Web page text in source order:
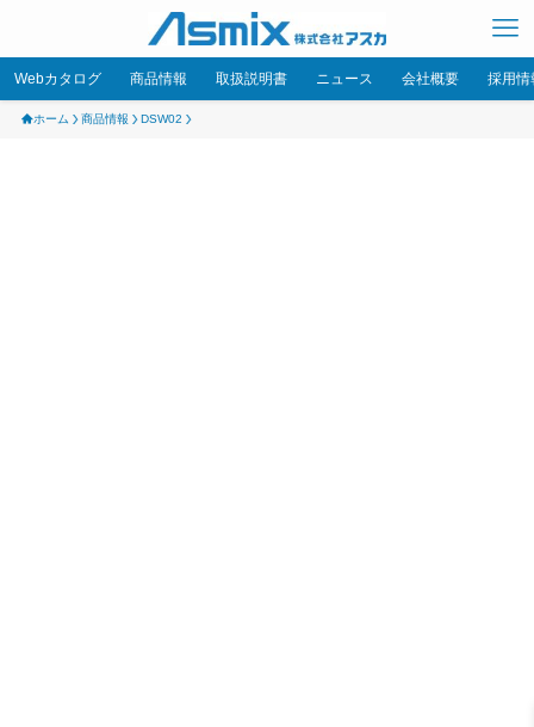
Webカタログ 商品情報 取扱説明書 ニュース 会社概要 採用情
ホーム 商品情報 DSW02